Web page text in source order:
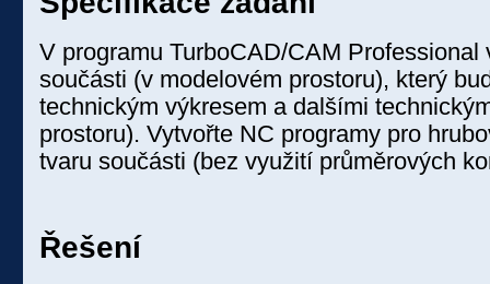
V programu TurboCAD/CAM Professional
součásti (v modelovém prostoru), který
technickým výkresem a dalšími
prostoru). Vytvořte NC programy pro
tvaru součásti (bez využití průměrových
Řešení